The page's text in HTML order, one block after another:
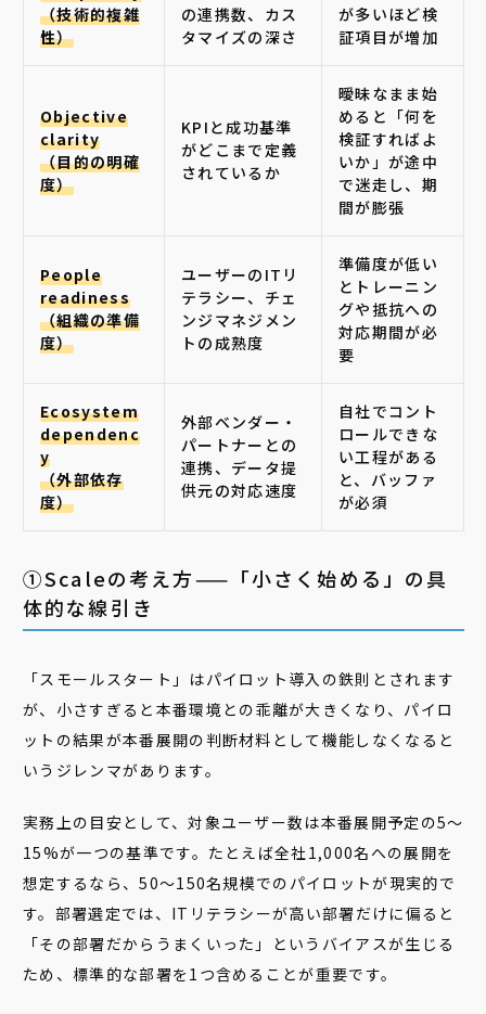
（技術的複雑
性）
の連携数、カス
タマイズの深さ
が多いほど検
証項目が増加
Objective
clarity
（目的の明確
度）
KPIと成功基準
がどこまで定義
されているか
曖昧なまま始
めると「何を
検証すればよ
いか」が途中
で迷走し、期
間が膨張
People
readiness
（組織の準備
度）
ユーザーのITリ
テラシー、チェ
ンジマネジメン
トの成熟度
準備度が低い
とトレーニン
グや抵抗への
対応期間が必
要
Ecosystem
dependenc
y
（外部依存
度）
外部ベンダー・
パートナーとの
連携、データ提
供元の対応速度
自社でコント
ロールできな
い工程がある
と、バッファ
が必須
➀Scaleの考え方——「小さく始める」の具
体的な線引き
「スモールスタート」はパイロット導入の鉄則とされます
が、小さすぎると本番環境との乖離が大きくなり、パイロ
ットの結果が本番展開の判断材料として機能しなくなると
いうジレンマがあります。
実務上の目安として、対象ユーザー数は本番展開予定の5〜
15%が一つの基準です。たとえば全社1,000名への展開を
想定するなら、50〜150名規模でのパイロットが現実的で
す。部署選定では、ITリテラシーが高い部署だけに偏ると
「その部署だからうまくいった」というバイアスが生じる
ため、標準的な部署を1つ含めることが重要です。